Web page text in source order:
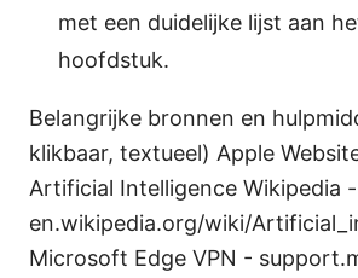
met een duidelijke lijst aan
hoofdstuk.
Belangrijke bronnen en
klikbaar, textueel) Apple
Artificial Intelligence Wikipedia -
en.wikipedia.org/wiki/
Microsoft Edge VPN -